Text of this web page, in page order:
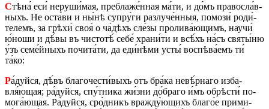
Стѣна́ еси́ не­ру­ши́­мая, пре­бла­же́н­ная ма́ти, и до́мъ пра­во­сла́в­
ныхъ. Не оста́­ви и ны́нѣ су­пру́­ги раз­лу­че́н­ныя, по­мо­зи́ ро­ди́­
те­лемъ, за грѣ­хи́ своя́ о ча́­дѣхъ сле́­зы про­ли­ва́­ю­щимъ, нау­чи́
ю́но­ши и дѣ́вы въ чи­сто­тѣ́ себе́ хра­ни́­ти и всѣ́хъ на́съ святы́ню
у́зъ се­ме́й­ныхъ по­чи­та́­ти, да еди́­нѣ­ми усты́ вос­пѣ­ва́­емъ ти́
та́ко:
Ра́дуй­ся, дѣ́въ бла­го­че­сти́­выхъ отъ бра́­ка не­вѣ́р­на­го из­ба­
вля́ющая; ра́дуй­ся, спу́т­ни­ка жи́­зни до́­бра­го и́мъ обрѣ­сти́ по­
мо­га́­ю­щая. Ра́дуй­ся, сро́д­никъ вра­жду́­ю­щихъ бла­го́е при­ми­